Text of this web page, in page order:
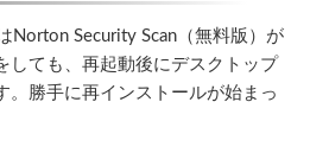
Security Scan（無料版）が
しても、再起動後にデスクトップ
。勝手に再インストールが始まっ